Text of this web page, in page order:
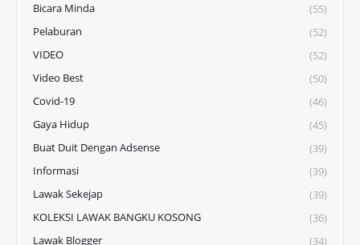
Bicara Minda
(55)
Pelaburan
(52)
VIDEO
(52)
Video Best
(50)
Covid-19
(46)
Gaya Hidup
(45)
Buat Duit Dengan Adsense
(39)
Informasi
(39)
Lawak Sekejap
(39)
KOLEKSI LAWAK BANGKU KOSONG
(36)
Lawak Blogger
(34)